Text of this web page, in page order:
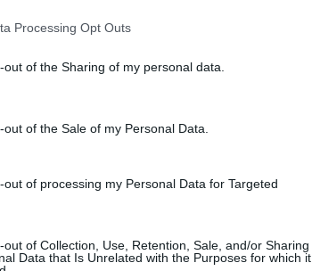
Processing Opt Outs
out of the Sharing of my personal data.
of the Sale of my Personal Data.
out of processing my Personal Data for Targeted
out of Collection, Use, Retention, Sale, and/or Sharing
Data that Is Unrelated with the Purposes for which it
a los viajeros procedentes de Italia tras el rechazo de